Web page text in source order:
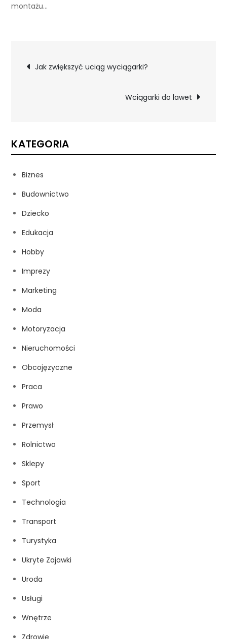
montażu…
Nawigacja
Jak zwiększyć uciąg wyciągarki?
Wciągarki do lawet
KATEGORIA
Biznes
Budownictwo
Dziecko
Edukacja
Hobby
Imprezy
Marketing
Moda
Motoryzacja
Nieruchomości
Obcojęzyczne
Praca
Prawo
Przemysł
Rolnictwo
Sklepy
Sport
Technologia
Transport
Turystyka
Ukryte Zajawki
Uroda
Usługi
Wnętrze
Zdrowie